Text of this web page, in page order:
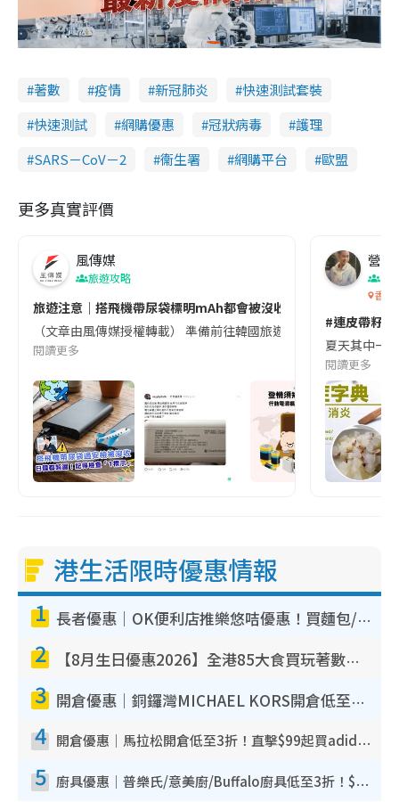
著數 疫情 新冠肺炎
快速測試套裝
快速測試
網購優惠 冠狀病毒
護理
SARS－CoV－2
衞生署 網購平台 歐盟
更多真實評價
風傳媒
旅遊攻略
旅遊注意｜搭飛機帶尿袋標明mAh都會被沒收😱出發前切記檢查
（文章由風傳媒授權轉載） 準備前往韓國旅遊的民眾，近期要
閱讀更多
營養
香港
#連皮帶籽
夏天其中一
閱讀更多
港生活限時優惠情報
1 長者優惠｜OK便利店推樂悠咭優惠！買麵包/牛奶/保健品拍卡即減
2 【8月生日優惠2026】全港85大食買玩著數攻略 自助餐/火鍋放題同行免費＋誠品/DONKI送現金券
3 開倉優惠｜銅鑼灣MICHAEL KORS開倉低至17折！直擊$500起買手袋/銀包/鞋款 必買經典Jet Set系列
4 開倉優惠｜馬拉松開倉低至3折！直擊$99起買adidas／New Balance／Puma鞋款 STANLEY保溫杯劈價至$119起
5 廚具優惠｜普樂氏/意美廚/Buffalo廚具低至3折！$89起買煎鍋／炒鑊／個人鍋 同場小家電激減至$99起